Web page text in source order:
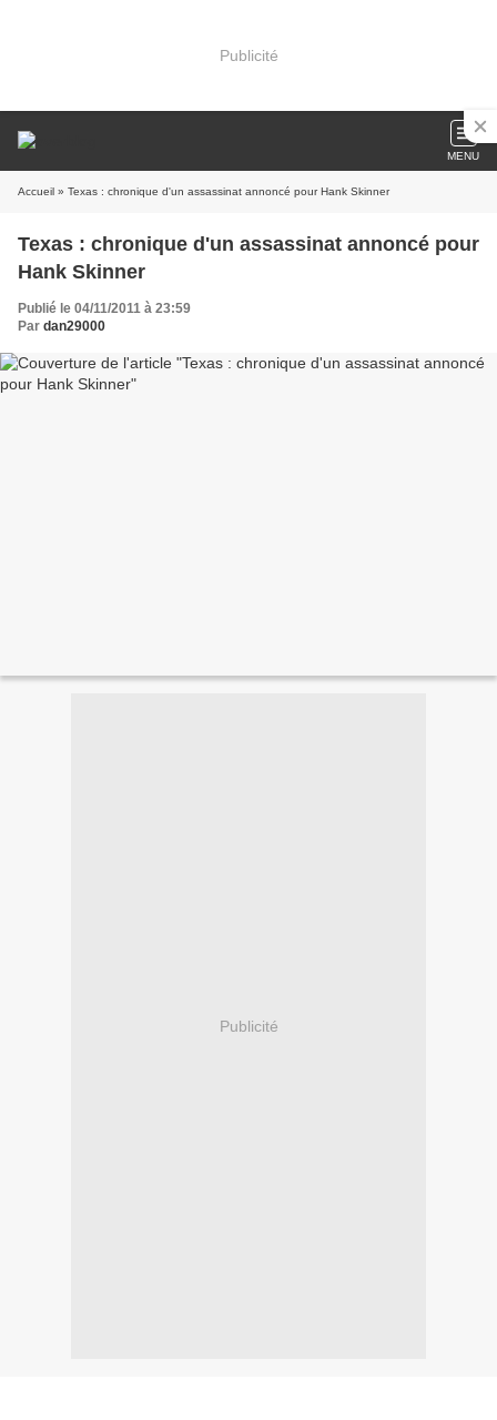
Publicité
MENU
Accueil » Texas : chronique d'un assassinat annoncé pour Hank Skinner
Texas : chronique d'un assassinat annoncé pour
Hank Skinner
Publié le 04/11/2011 à 23:59
Par dan29000
Publicité